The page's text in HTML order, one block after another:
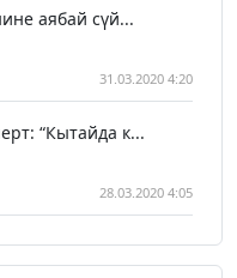
аябай сүй...
31.03.2020 4:20
“Кытайда к...
28.03.2020 4:05